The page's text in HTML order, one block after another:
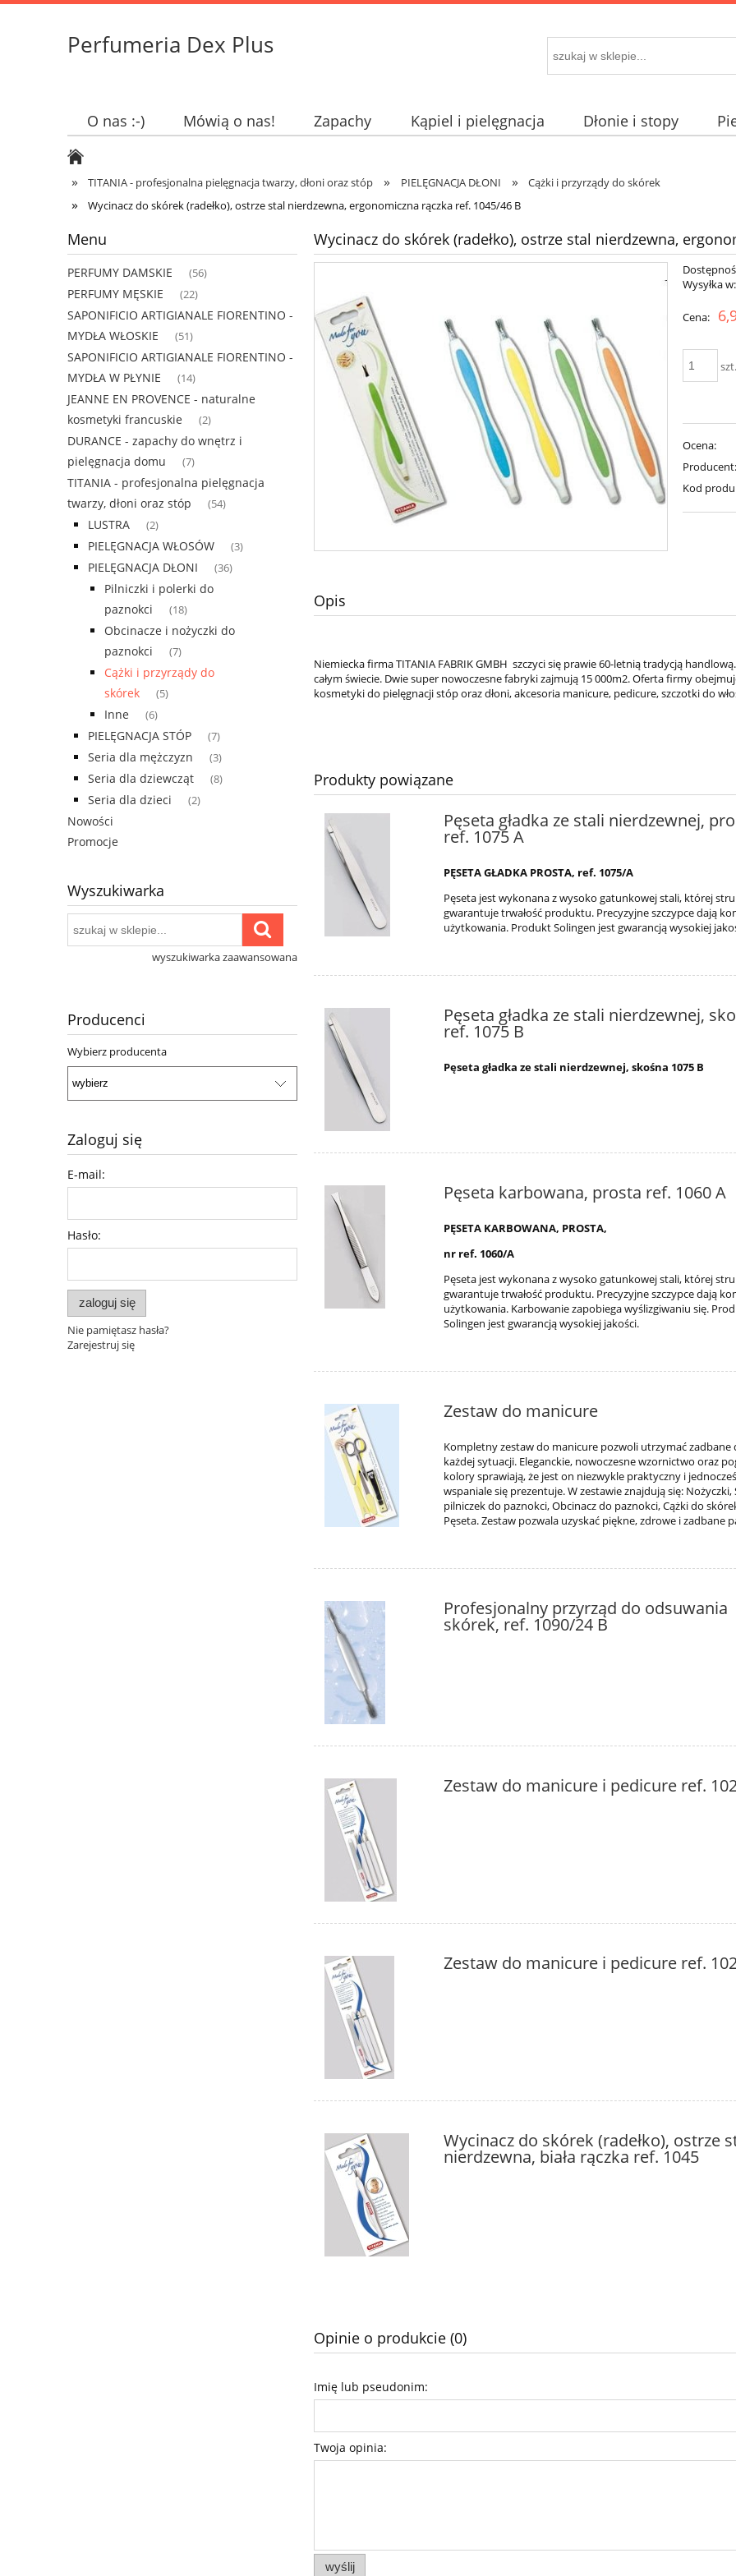
Perfumeria Dex Plus
O nas :-) Mówią o nas! Zapachy Kąpiel i pielęgnacja Dłonie i stopy
» TITANIA - profesjonalna pielęgnacja twarzy, dłoni oraz stóp » PIELĘGNACJA DŁONI » Cążki i przyrządy do skórek
» Wycinacz do skórek (radełko), ostrze stal nierdzewna, ergonomiczna rączka ref. 1045/46 B
Menu
PERFUMY DAMSKIE (56)
PERFUMY MĘSKIE (22)
SAPONIFICIO ARTIGIANALE FIORENTINO -
MYDŁA WŁOSKIE
(51)
SAPONIFICIO ARTIGIANALE FIORENTINO -
MYDŁA W PŁYNIE
(14)
JEANNE EN PROVENCE - naturalne
kosmetyki francuskie
(2)
DURANCE - zapachy do wnętrz i
pielęgnacja domu
(7)
TITANIA - profesjonalna pielęgnacja
twarzy, dłoni oraz stóp
(54)
LUSTRA (2)
PIELĘGNACJA WŁOSÓW (3)
PIELĘGNACJA DŁONI (36)
Pilniczki i polerki do
paznokci
(18)
Obcinacze i nożyczki do
paznokci
(7)
Cążki i przyrządy do
skórek
(5)
Inne (6)
PIELĘGNACJA STÓP (7)
Seria dla mężczyzn (3)
Seria dla dziewcząt (8)
Seria dla dzieci (2)
Nowości
Promocje
Wyszukiwarka
wyszukiwarka zaawansowana
Producenci
Wybierz producenta
Zaloguj się
E-mail:
Hasło:
zaloguj się
Nie pamiętasz hasła?
Zarejestruj się
Wycinacz do skórek (radełko), ostrze stal nierdzewna,
Wysyłka w:
Cena:
Ocena:
Kod
Opis
Niemiecka firma TITANIA FABRIK GMBH szczyci się prawie 60-letnią tradycją
całym świecie. Dwie super nowoczesne fabryki zajmują 15 000m2. Oferta firmy
kosmetyki do pielęgnacji stóp oraz dłoni, akcesoria manicure, pedicure, szczotki do
Produkty powiązane
Pęseta gładka ze stali nierdzewnej,
ref. 1075 A
PĘSETA GŁADKA PROSTA, ref. 1075/A
Pęseta jest wykonana z wysoko gatunkowej stali, której
gwarantuje trwałość produktu. Precyzyjne szczypce dają
użytkowania. Produkt Solingen jest gwarancją wysokiej
Pęseta gładka ze stali nierdzewnej,
ref. 1075 B
Pęseta gładka ze stali nierdzewnej, skośna 1075 B
Pęseta karbowana, prosta ref. 1060 A
PĘSETA KARBOWANA, PROSTA,
nr ref. 1060/A
Pęseta jest wykonana z wysoko gatunkowej stali, której
gwarantuje trwałość produktu. Precyzyjne szczypce dają
użytkowania. Karbowanie zapobiega wyślizgiwaniu się.
Solingen jest gwarancją wysokiej jakości.
Zestaw do manicure
Kompletny zestaw do manicure pozwoli utrzymać zadbane
każdej sytuacji. Eleganckie, nowoczesne wzornictwo oraz
kolory sprawiają, że jest on niezwykle praktyczny i
wspaniale się prezentuje. W zestawie znajdują się:
pilniczek do paznokci, Obcinacz do paznokci, Cążki do
Pęseta. Zestaw pozwala uzyskać piękne, zdrowe i zadbane
Profesjonalny przyrząd do odsuwania
skórek, ref. 1090/24 B
Zestaw do manicure i pedicure ref.
Zestaw do manicure i pedicure ref.
Wycinacz do skórek (radełko), ostrze
nierdzewna, biała rączka ref. 1045
Opinie o produkcie (0)
Imię lub pseudonim:
Twoja opinia:
wyślij